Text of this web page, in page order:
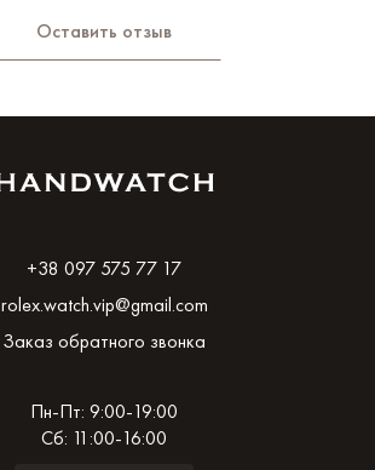
Оставить отзыв
+38 097 575 77 17
rolex.watch.vip@gmail.com
Заказ обратного звонка
Пн-Пт: 9:00-19:00
Сб: 11:00-16:00